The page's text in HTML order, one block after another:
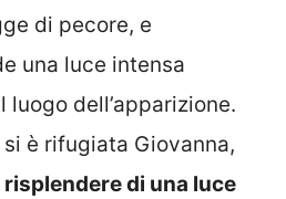
di pecore, e
una luce intensa
dell’apparizione.
è rifugiata Giovanna,
di una luce